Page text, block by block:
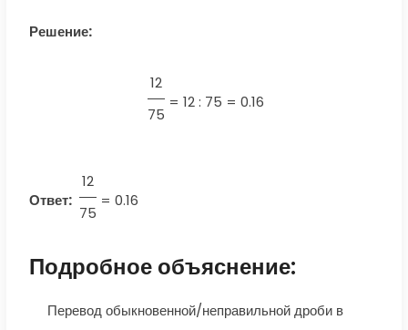
Решение:
12
75
= 12 : 75 = 0.16
Ответ:
12
75
= 0.16
Подробное объяснение:
Перевод обыкновенной/неправильной дроби в